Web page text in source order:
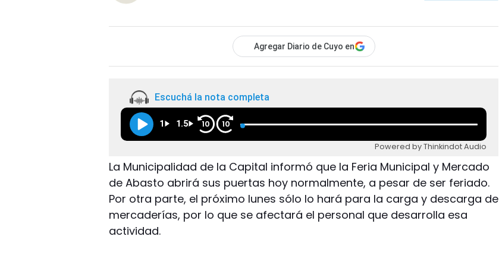
Agregar Diario de Cuyo en
Escuchá la nota completa
1 1.5 10 10
Powered by Thinkindot Audio
La Municipalidad de la Capital informó que la Feria Municipal y Mercado
de Abasto abrirá sus puertas hoy normalmente, a pesar de ser feriado.
Por otra parte, el próximo lunes sólo lo hará para la carga y descarga de
mercaderías, por lo que se afectará el personal que desarrolla esa
actividad.